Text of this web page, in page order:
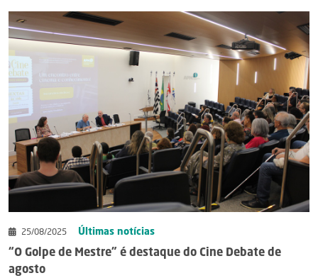
25/08/2025 Últimas notícias
“O Golpe de Mestre” é destaque do Cine Debate de
agosto